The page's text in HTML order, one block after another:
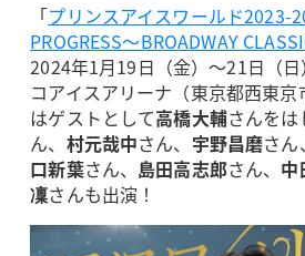
「プリンスアイスワールド2023-
PROGRESS～BROADWAY
2024年1月19日（金）～21日（
コアイスアリーナ（東京都西東
はゲストとして高橋大輔さんをは
ん、 村元哉中さん、 宇野昌磨さん、
口新葉さん、 島田高志郎さん、 中
凜さんも出演！